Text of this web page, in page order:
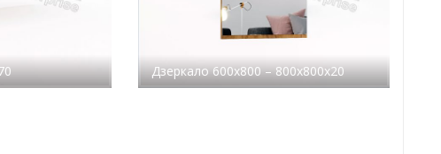
Дзеркало 600х800 – 800x800x20